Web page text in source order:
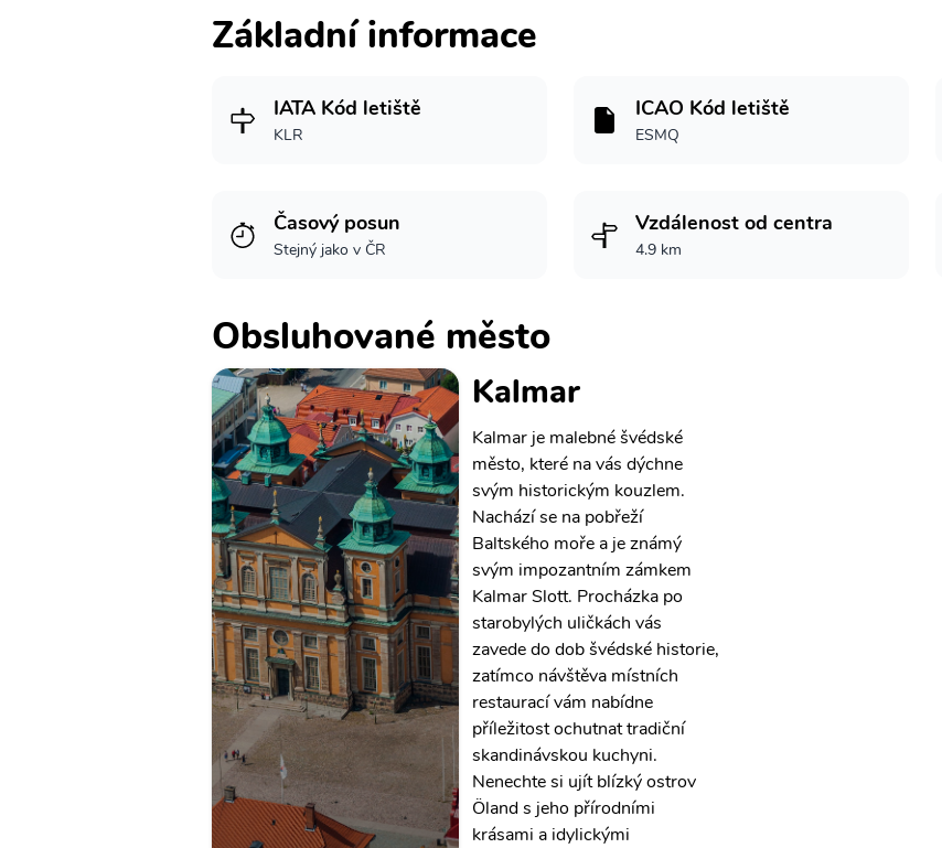
Základní informace
IATA Kód letiště
KLR
ICAO Kód letiště
ESMQ
Časový posun
Stejný jako v ČR
Vzdálenost od centra
4.9 km
Obsluhované město
Kalmar
Kalmar je malebné švédské
město, které na vás dýchne
svým historickým kouzlem.
Nachází se na pobřeží
Baltského moře a je známý
svým impozantním zámkem
Kalmar Slott. Procházka po
starobylých uličkách vás
zavede do dob švédské historie,
zatímco návštěva místních
restaurací vám nabídne
příležitost ochutnat tradiční
skandinávskou kuchyni.
Nenechte si ujít blízký ostrov
Öland s jeho přírodními
krásami a idylickými